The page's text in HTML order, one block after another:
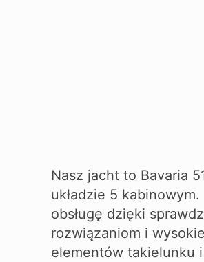
Nasz jacht to Bavaria
układzie 5 kabinowym.
obsługę dzięki
rozwiązaniom i
elementów takielunku